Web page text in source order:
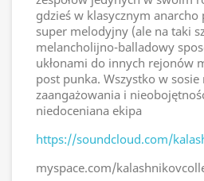
gdzieś w klasycznym
super melodyjny (ale na taki
melancholijno-balladowy
ukłonami do innych rejonów
post punka. Wszystko w
zaangażowania i
niedoceniana ekipa
https://soundcloud.com/
myspace.com/